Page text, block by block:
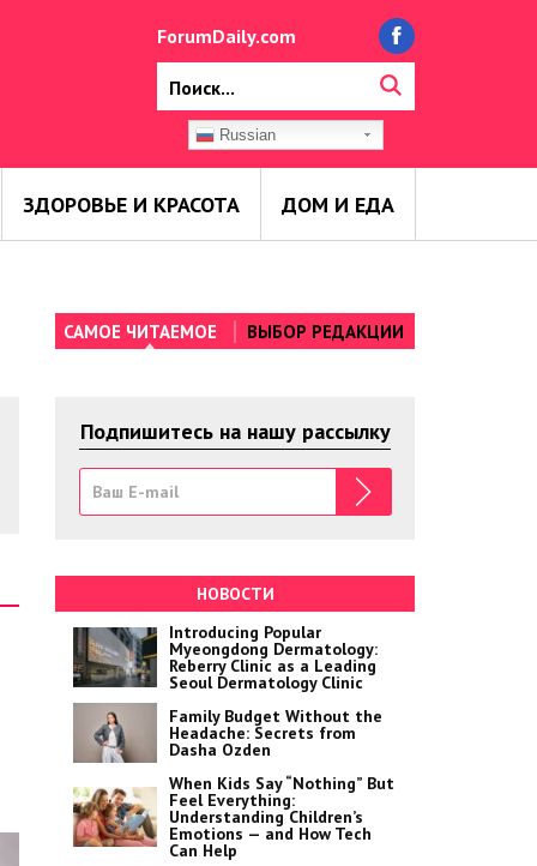
ForumDaily.com
Russian
ЗДОРОВЬЕ И КРАСОТА ДОМ И ЕДА
САМОЕ ЧИТАЕМОЕ ВЫБОР РЕДАКЦИИ
Подпишитесь на нашу рассылку
НОВОСТИ
Introducing Popular
Myeongdong Dermatology:
Reberry Clinic as a Leading
Seoul Dermatology Clinic
Family Budget Without the
Headache: Secrets from
Dasha Ozden
When Kids Say “Nothing” But
Feel Everything:
Understanding Children’s
Emotions — and How Tech
Can Help